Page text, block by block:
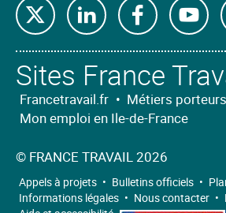
Retrouvez-
nous
sur
X
Retrouvez-
nous
sur
Linkedin
nous
sur
sur
Sites France
Francetravail.fr • Métiers porteurs
Mon emploi en Ile-de-France
© FRANCE TRAVAIL 2026
Appels à projets • Bulletins officiels •
Informations légales • Nous contacter •